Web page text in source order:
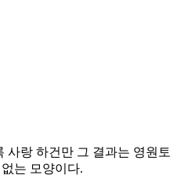
사랑 하건만 그 결과는 영원토
는 모양이다.